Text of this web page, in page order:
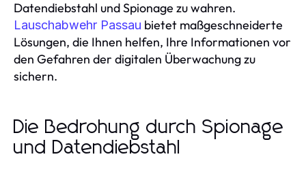
Datendiebstahl und Spionage zu wahren.
Lauschabwehr Passau bietet maßgeschneiderte
Lösungen, die Ihnen helfen, Ihre Informationen vor
den Gefahren der digitalen Überwachung zu
sichern.
Die Bedrohung durch Spionage
und Datendiebstahl